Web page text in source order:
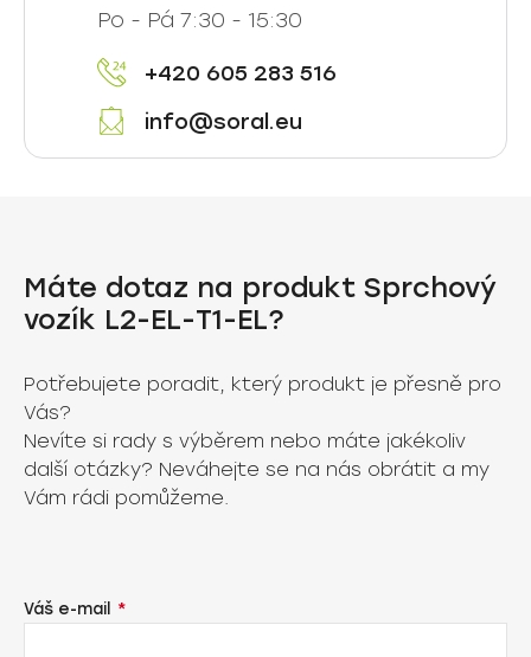
Po - Pá 7:30 - 15:30
+420 605 283 516
info@soral.eu
Máte dotaz na produkt Sprchový
vozík L2-EL-T1-EL?
Potřebujete poradit, který produkt je přesně pro
Vás?
Nevíte si rady s výběrem nebo máte jakékoliv
další otázky? Neváhejte se na nás obrátit a my
Vám rádi pomůžeme.
Váš e-mail